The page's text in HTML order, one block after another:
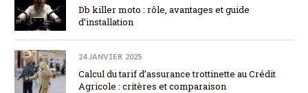
Db killer moto : rôle, avantages et guide
d’installation
24 JANVIER 2025
Calcul du tarif d’assurance trottinette au Crédit
Agricole : critères et comparaison